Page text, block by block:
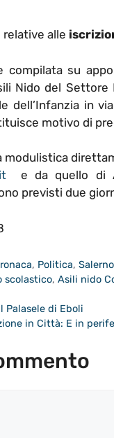
relative alle
compilata su
Nido del
dell’Infanzia in
motivo di
modulistica
e da quello di
previsti due
, Politica,Salerno
scolastico,Asili nido
Palasele di Eboli
in Città: E in